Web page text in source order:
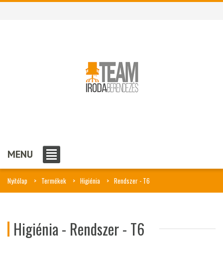
MENU
Nyitólap Termékek Higiénia Rendszer - T6
Higiénia - Rendszer - T6